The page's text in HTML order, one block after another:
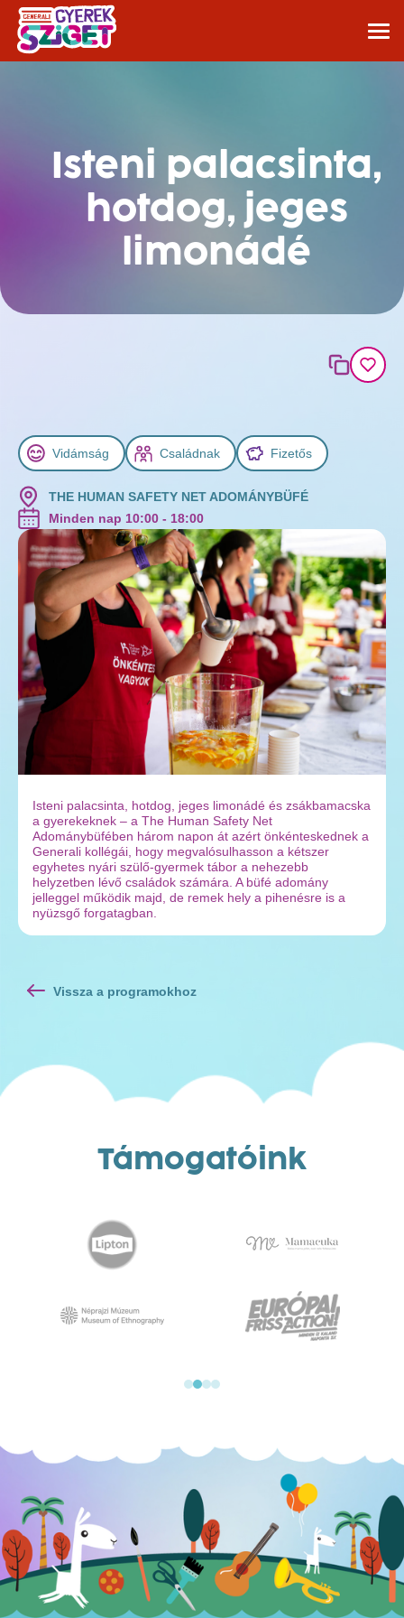
Isteni palacsinta,
hotdog, jeges
limonádé
Vidámság Családnak Fizetős
THE HUMAN SAFETY NET ADOMÁNYBÜFÉ
Minden nap 10:00 - 18:00
Isteni palacsinta, hotdog, jeges limonádé és zsákbamacska
a gyerekeknek – a The Human Safety Net
Adománybüfében három napon át azért önkénteskednek a
Generali kollégái, hogy megvalósulhasson a kétszer
egyhetes nyári szülő-gyermek tábor a nehezebb
helyzetben lévő családok számára. A büfé adomány
jelleggel működik majd, de remek hely a pihenésre is a
nyüzsgő forgatagban.
Vissza a programokhoz
Támogatóink